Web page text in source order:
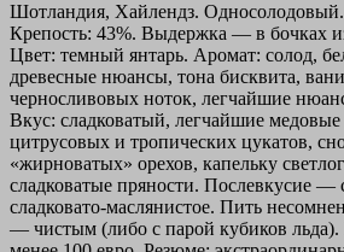
Шотландия, Хайлендз.
Крепость: 43%. Выдержка — в бочках
Цвет: темный янтарь. Аромат: солод,
древесные нюансы, тона бисквита,
черносливовых ноток, легчайшие
Вкус: сладковатый, легчайшие медовые
цитрусовых и тропических цукатов,
«жирноватых» орехов, капельку
сладковатые пряности. Послевкусие
сладковато-маслянистое. Пить
— чистым (либо с парой кубиков